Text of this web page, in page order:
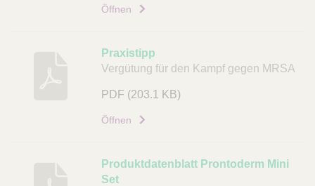
Öffnen
Praxistipp
Vergütung für den Kampf gegen MRSA
PDF (203.1 KB)
Öffnen
Produktdatenblatt Prontoderm Mini
Set